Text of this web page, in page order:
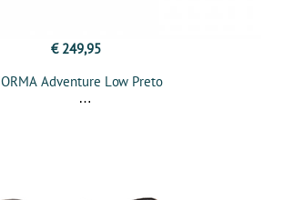
€ 249,95
Adventure Low Preto